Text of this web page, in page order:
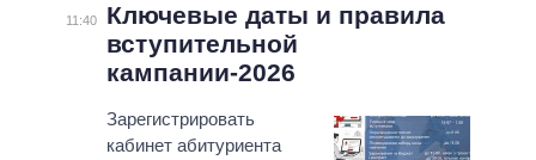
МНЕНИЯ
ОБЗОРЫ
МИР
ВСЕ ПОЛИТИКИ
ПРЕЗИДЕНТ И ОФИС
КАБИНЕТ МИНИСТРОВ
ИНФОГРАФИКА
ВИДЕО
ПОДДЕРЖАТЬ
11:40
Ключевые даты и правила
вступительной
кампании-2026
Зарегистрировать
кабинет абитуриента